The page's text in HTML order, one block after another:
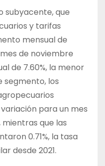
subyacente, que
y tarifas
mensual de
de noviembre
de 7.60%, la menor
segmento, los
para un mes
que las
0.71%, la tasa
desde 2021.